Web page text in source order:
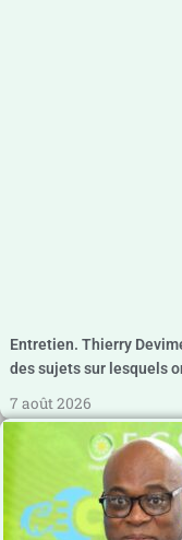
Entretien. Thierry
des sujets sur lesquels
7 août 2026